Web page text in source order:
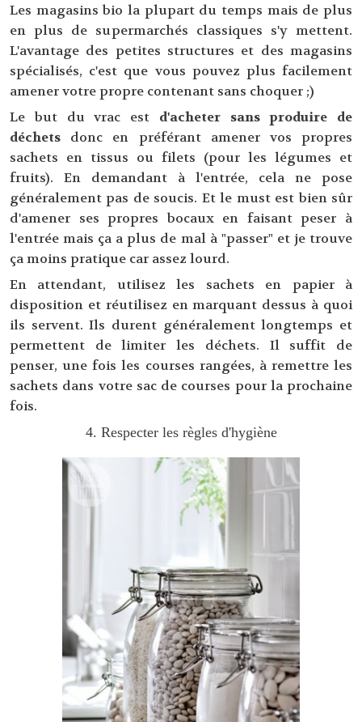
Les magasins bio la plupart du temps mais de plus
en plus de supermarchés classiques s'y mettent.
L'avantage des petites structures et des magasins
spécialisés, c'est que vous pouvez plus facilement
amener votre propre contenant sans choquer ;)
Le but du vrac est d'acheter sans produire de
déchets donc en préférant amener vos propres
sachets en tissus ou filets (pour les légumes et
fruits). En demandant à l'entrée, cela ne pose
généralement pas de soucis. Et le must est bien sûr
d'amener ses propres bocaux en faisant peser à
l'entrée mais ça a plus de mal à "passer" et je trouve
ça moins pratique car assez lourd.
En attendant, utilisez les sachets en papier à
disposition et réutilisez en marquant dessus à quoi
ils servent. Ils durent généralement longtemps et
permettent de limiter les déchets. Il suffit de
penser, une fois les courses rangées, à remettre les
sachets dans votre sac de courses pour la prochaine
fois.
4. Respecter les règles d'hygiène